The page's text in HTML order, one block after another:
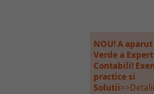
NOU! A
Verde a
Contabili!
practice si
Solutii